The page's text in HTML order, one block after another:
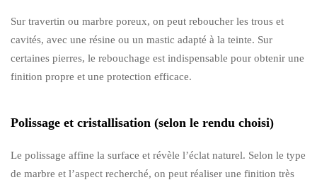
Sur travertin ou marbre poreux, on peut reboucher les trous et
cavités, avec une résine ou un mastic adapté à la teinte. Sur
certaines pierres, le rebouchage est indispensable pour obtenir une
finition propre et une protection efficace.
Polissage et cristallisation (selon le rendu choisi)
Le polissage affine la surface et révèle l’éclat naturel. Selon le type
de marbre et l’aspect recherché, on peut réaliser une finition très